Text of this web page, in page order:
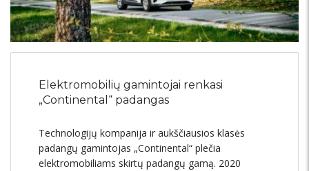
Elektromobilių gamintojai renkasi
„Continental“ padangas
Technologijų kompanija ir aukščiausios klasės
padangų gamintojas „Continental“ plečia
elektromobiliams skirtų padangų gamą. 2020